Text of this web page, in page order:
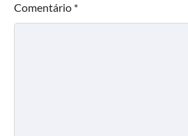
Comentário *